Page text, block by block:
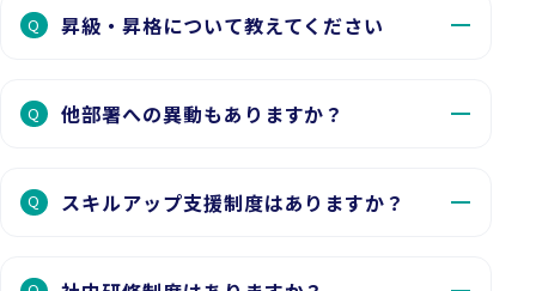
Q 昇級・昇格について教えてください
Q 他部署への異動もありますか？
Q スキルアップ支援制度はありますか？